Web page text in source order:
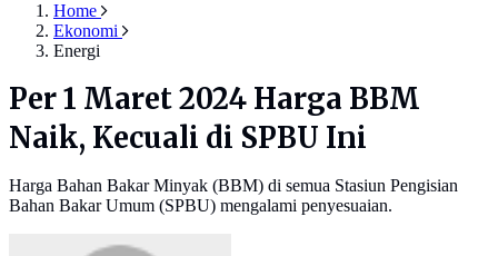
Home
Ekonomi
Energi
Per 1 Maret 2024 Harga BBM
Naik, Kecuali di SPBU Ini
Harga Bahan Bakar Minyak (BBM) di semua Stasiun Pengisian
Bahan Bakar Umum (SPBU) mengalami penyesuaian.